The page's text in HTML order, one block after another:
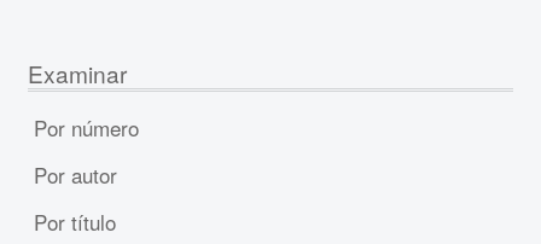
Examinar
Por número
Por autor
Por título